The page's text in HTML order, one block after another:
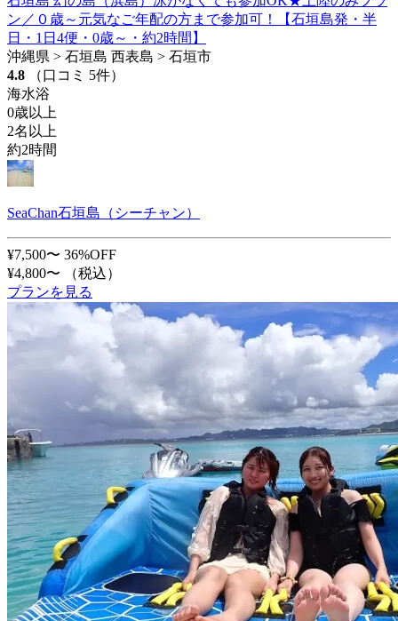
ン／０歳～元気なご年配の方まで参加可！【石垣島発・半
日・1日4便・0歳～・約2時間】
沖縄県 > 石垣島 西表島 > 石垣市
4.8
（口コミ 5件）
海水浴
0歳以上
2名以上
約2時間
SeaChan石垣島（シーチャン）
¥7,500〜 36%OFF
¥4,800〜
（税込）
プランを見る